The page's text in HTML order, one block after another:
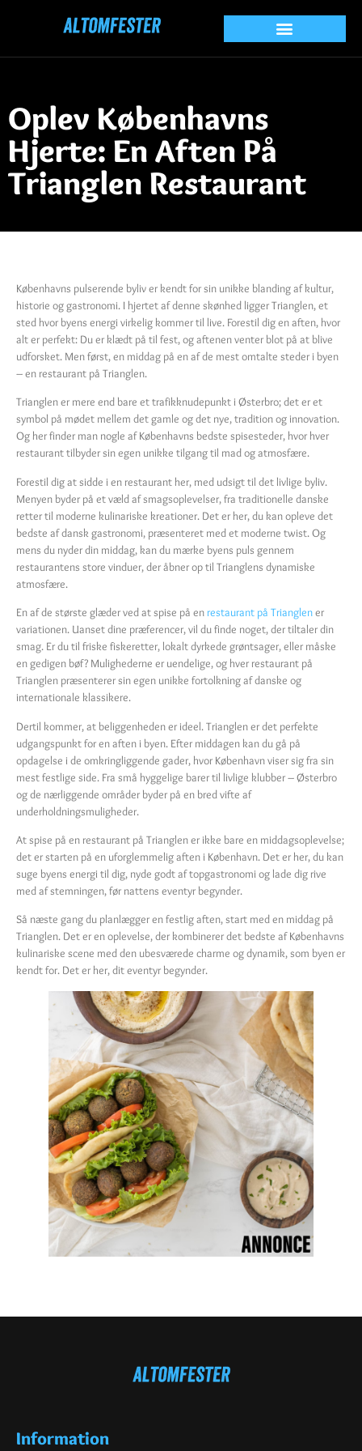
Oplev Københavns
Hjerte: En Aften På
Trianglen Restaurant
Københavns pulserende byliv er kendt for sin unikke blanding af kultur,
historie og gastronomi. I hjertet af denne skønhed ligger Trianglen, et
sted hvor byens energi virkelig kommer til live. Forestil dig en aften, hvor
alt er perfekt: Du er klædt på til fest, og aftenen venter blot på at blive
udforsket. Men først, en middag på en af de mest omtalte steder i byen
– en restaurant på Trianglen.
Trianglen er mere end bare et trafikknudepunkt i Østerbro; det er et
symbol på mødet mellem det gamle og det nye, tradition og innovation.
Og her finder man nogle af Københavns bedste spisesteder, hvor hver
restaurant tilbyder sin egen unikke tilgang til mad og atmosfære.
Forestil dig at sidde i en restaurant her, med udsigt til det livlige byliv.
Menyen byder på et væld af smagsoplevelser, fra traditionelle danske
retter til moderne kulinariske kreationer. Det er her, du kan opleve det
bedste af dansk gastronomi, præsenteret med et moderne twist. Og
mens du nyder din middag, kan du mærke byens puls gennem
restaurantens store vinduer, der åbner op til Trianglens dynamiske
atmosfære.
En af de største glæder ved at spise på en restaurant på Trianglener
variationen. Uanset dine præferencer, vil du finde noget, der tiltaler din
smag. Er du til friske fiskeretter, lokalt dyrkede grøntsager, eller måske
en gedigen bøf? Mulighederne er uendelige, og hver restaurant på
Trianglen præsenterer sin egen unikke fortolkning af danske og
internationale klassikere.
Dertil kommer, at beliggenheden er ideel. Trianglen er det perfekte
udgangspunkt for en aften i byen. Efter middagen kan du gå på
opdagelse i de omkringliggende gader, hvor København viser sig fra sin
mest festlige side. Fra små hyggelige barer til livlige klubber – Østerbro
og de nærliggende områder byder på en bred vifte af
underholdningsmuligheder.
At spise på en restaurant på Trianglen er ikke bare en middagsoplevelse;
det er starten på en uforglemmelig aften i København. Det er her, du kan
suge byens energi til dig, nyde godt af topgastronomi og lade dig rive
med af stemningen, før nattens eventyr begynder.
Så næste gang du planlægger en festlig aften, start med en middag på
Trianglen. Det er en oplevelse, der kombinerer det bedste af Københavns
kulinariske scene med den ubesværede charme og dynamik, som byen er
kendt for. Det er her, dit eventyr begynder.
Information